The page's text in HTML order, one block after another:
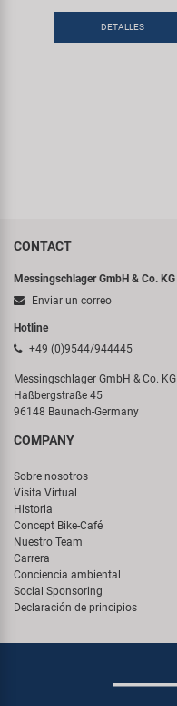
DETALLES
CONTACT
Messingschlager GmbH & Co. KG
Enviar un correo
Hotline
+49 (0)9544/944445
Messingschlager GmbH & Co. KG
Haßbergstraße 45
96148 Baunach-Germany
COMPANY
Sobre nosotros
Visita Virtual
Historia
Concept Bike-Café
Nuestro Team
Carrera
Conciencia ambiental
Social Sponsoring
Declaración de principios